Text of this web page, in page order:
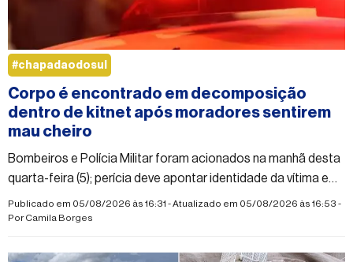
Corpo é encontrado em decomposição
dentro de kitnet após moradores sentirem
mau cheiro
Bombeiros e Polícia Militar foram acionados na manhã desta
quarta-feira (5); perícia deve apontar identidade da vítima e
causa da morte
Publicado em 05/08/2026 às 16:31 - Atualizado em 05/08/2026 às 16:53 -
PorCamila Borges
#chapadaodosul